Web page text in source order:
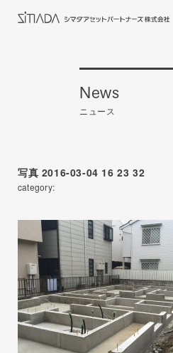
News
ニュース
写真 2016-03-04 16 23 32
category: